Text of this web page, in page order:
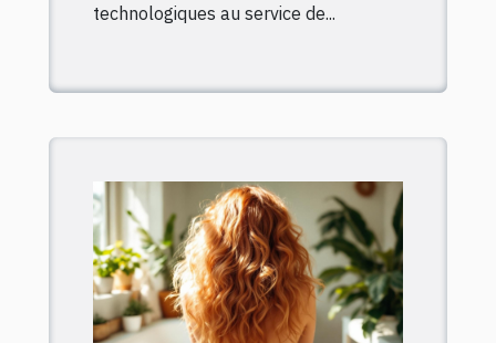
technologiques au service de...